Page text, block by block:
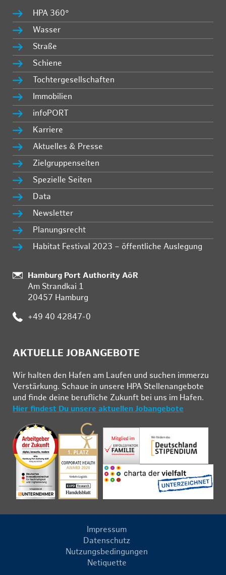
HPA 360°
Wasser
Straße
Schiene
Tochtergesellschaften
Immobilien
infoPORT
Karriere
Aktuelles & Presse
Zielgruppenseiten
Spezielle Seiten
Data
Newsletter
Planungsrecht
Habitat Festival 2023 – öffentliche Auslegung
:
Hamburg Port Authority AöR
Am Strandkai 1
20457 Hamburg
: +49 40 42847-0
AKTUELLE JOBANGEBOTE
Wir hal­ten den Ha­fen am Lau­fen und su­chen im­mer­zu
Ver­stär­kung. Schau­e in un­se­re HPA Stel­len­an­ge­bo­te
und fin­de deine be­ruf­li­che Zu­kunft bei uns im Ha­fen.
Hier findest Du unsere aktuellen Jobangebote
Impressum
Datenschutz
Nutzungsbedingungen
Netiquette